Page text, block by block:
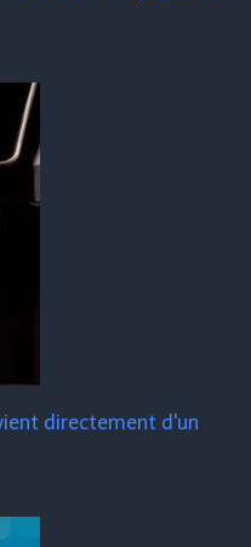
directement d'un